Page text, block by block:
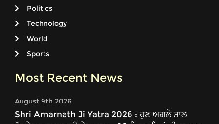
Politics
Technology
World
Sports
Most Recent News
August 9th 2026
Shri Amarnath Ji Yatra 2026 : ਹੁਣ ਅਗਲੇ ਸਾਲ